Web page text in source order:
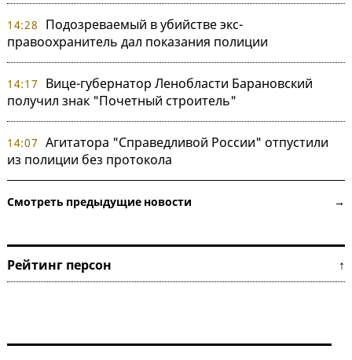
14:28
Подозреваемый в убийстве экс-
правоохранитель дал показания полиции
14:17
Вице-губернатор Ленобласти Барановский
получил знак "Почетный строитель"
14:07 Агитатора "Справедливой России" отпустили
из полиции без протокола
Смотреть предыдущие новости →
Рейтинг персон ↑